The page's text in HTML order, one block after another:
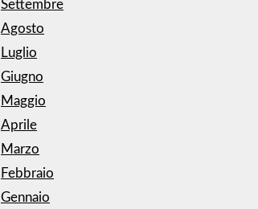
Settembre
Agosto
Luglio
Giugno
Maggio
Aprile
Marzo
Febbraio
Gennaio